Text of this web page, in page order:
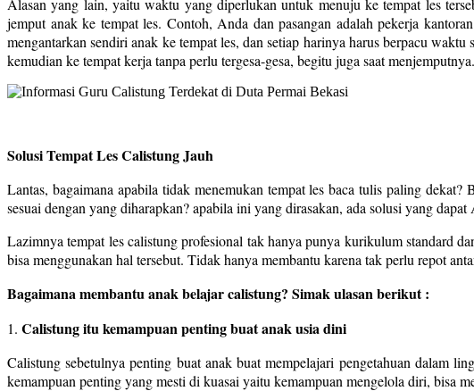
Alasan yang lain, yaitu waktu yang diperlukan untuk menuju ke tempat les
jemput anak ke tempat les. Contoh, Anda dan pasangan adalah pekerja
mengantarkan sendiri anak ke tempat les, dan setiap harinya harus berpacu
kemudian ke tempat kerja tanpa perlu tergesa-gesa, begitu juga saat menjemputnya.
Solusi Tempat Les Calistung Jauh
Lantas, bagaimana apabila tidak menemukan tempat les baca tulis paling
sesuai dengan yang diharapkan? apabila ini yang dirasakan, ada solusi yang
Lazimnya tempat les calistung profesional tak hanya punya kurikulum standard
bisa menggunakan hal tersebut. Tidak hanya membantu karena tak perlu repot
Bagaimana membantu anak belajar calistung? Simak ulasan berikut :
1. Calistung itu kemampuan penting buat anak usia dini
Calistung sebetulnya penting buat anak buat mempelajari pengetahuan dalam
kemampuan penting yang mesti di kuasai yaitu kemampuan mengelola diri, bisa